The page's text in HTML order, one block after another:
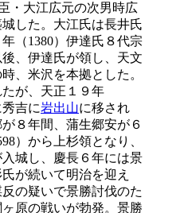
・大江広元の次男時広
した。大江氏は長井氏
（1380）伊達氏８代宗
、伊達氏が領し、天文
、米沢を本拠とした。
が、天正１９年
秀吉に岩出山に移され
８年間、蒲生郷安が６
）から上杉領となり、
城し、慶長６年には景
が続いて明治を迎え
の疑いで景勝討伐のた
原の戦いが勃発。景勝